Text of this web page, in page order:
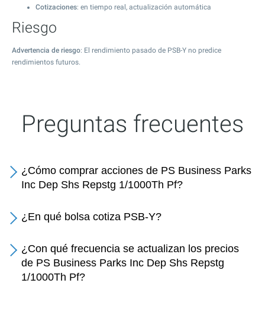
Cotizaciones: en tiempo real, actualización automática
Riesgo
Advertencia de riesgo: El rendimiento pasado de PSB-Y no predice
rendimientos futuros.
Preguntas frecuentes
¿Cómo comprar acciones de PS Business Parks
Inc Dep Shs Repstg 1/1000Th Pf?
¿En qué bolsa cotiza PSB-Y?
¿Con qué frecuencia se actualizan los precios
de PS Business Parks Inc Dep Shs Repstg
1/1000Th Pf?